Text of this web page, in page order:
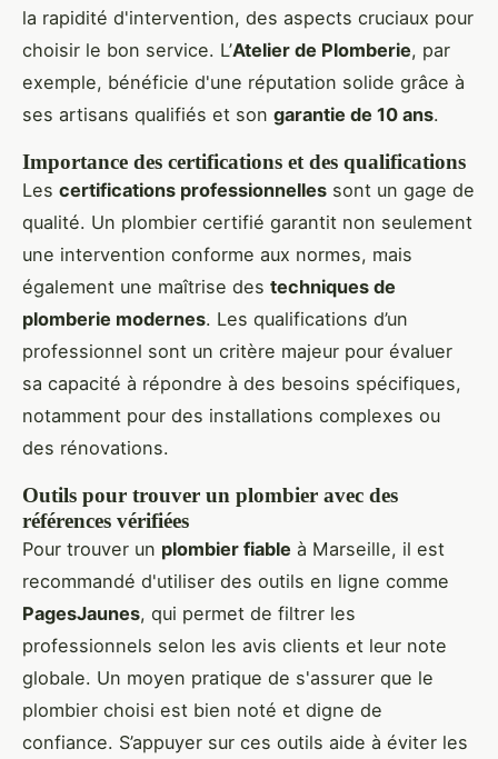
la rapidité d'intervention, des aspects cruciaux pour
choisir le bon service. L’Atelier de Plomberie, par
exemple, bénéficie d'une réputation solide grâce à
ses artisans qualifiés et son garantie de 10 ans.
Importance des certifications et des qualifications
Les certifications professionnelles sont un gage de
qualité. Un plombier certifié garantit non seulement
une intervention conforme aux normes, mais
également une maîtrise des techniques de
plomberie modernes. Les qualifications d’un
professionnel sont un critère majeur pour évaluer
sa capacité à répondre à des besoins spécifiques,
notamment pour des installations complexes ou
des rénovations.
Outils pour trouver un plombier avec des
références vérifiées
Pour trouver un plombier fiable à Marseille, il est
recommandé d'utiliser des outils en ligne comme
PagesJaunes, qui permet de filtrer les
professionnels selon les avis clients et leur note
globale. Un moyen pratique de s'assurer que le
plombier choisi est bien noté et digne de
confiance. S’appuyer sur ces outils aide à éviter les